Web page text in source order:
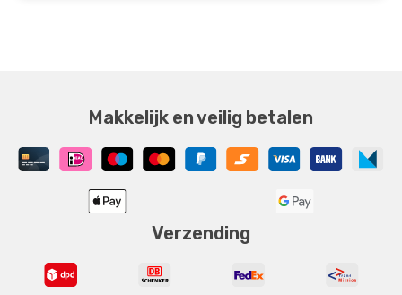
Makkelijk en veilig betalen
Verzending